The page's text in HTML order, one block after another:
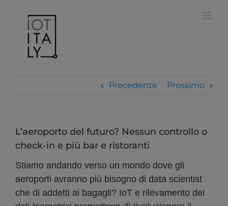
contenuto
Precedente Prossimo
L’aeroporto del futuro? Nessun controllo o
check-in e più bar e ristoranti
Stiamo andando verso un mondo dove gli
aeroporti avranno più bisogno di data scientist
che di addetti ai bagagli? IoT e rilevamento dei